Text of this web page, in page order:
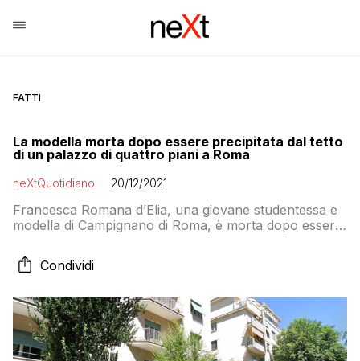
FATTI
La modella morta dopo essere precipitata dal tetto
di un palazzo di quattro piani a Roma
neXtQuotidiano 20/12/2021
Francesca Romana d’Elia, una giovane studentessa e
modella di Campignano di Roma, è morta dopo essere
Monteverde
Condividi